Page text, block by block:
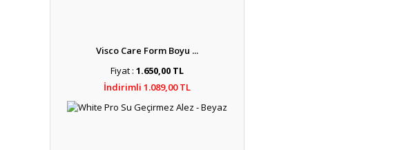
Visco Care Form Boyu ...
Fiyat : 1.650,00 TL
İndirimli 1.089,00 TL